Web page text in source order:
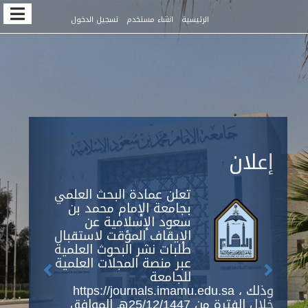
Quick
jump
to
page
content
Navigation
Main
الرئيسية انشاء مستخدم تسجيل الدخول
إعلان
تعلن عمادة البحث العلمي
بجامعة الإمام محمد بن
سعود الإسلامية عن
الإيقاف المؤقت لاستقبال
طلبات نشر البحوث العلمية
عبر منصة المجلات العلمية
للجامعة
https://journals.imamu.edu.sa ، وذلك
Next